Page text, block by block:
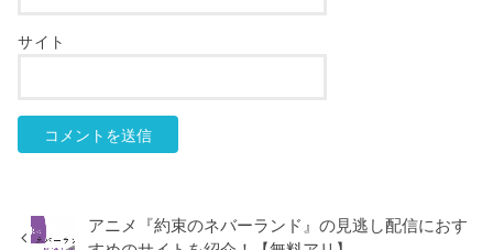
サイト
アニメ『約束のネバーランド』の見逃し配信におす